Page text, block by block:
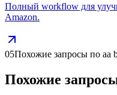
Полный workflow для
Amazon.
05Похожие запросы по aa
Похожие